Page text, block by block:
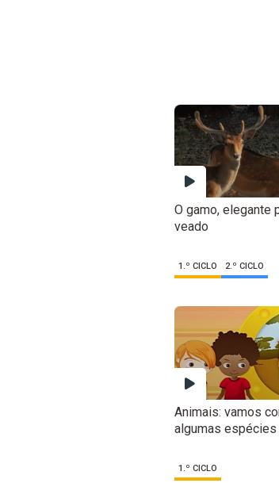
O gamo, elegante
veado
1.º CICLO 2.º CICLO
Animais: vamos
algumas espécies
1.º CICLO